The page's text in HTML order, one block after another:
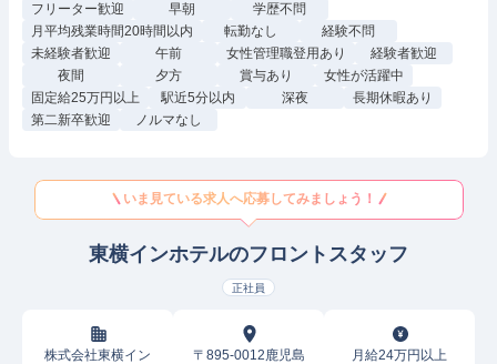
フリーター歓迎 早朝
学歴不問
月平均残業時間20時間以内
転勤なし
経験不問
未経験者歓迎
午前 女性管理職登用あり
経験者歓迎
夜間
夕方 賞与あり
女性が活躍中
固定給25万円以上
駅近5分以内 深夜
長期休暇あり
第二新卒歓迎
ノルマなし
いま見ている求人へ応募してみましょう！
東横インホテルのフロントスタッフ
正社員
株式会社東横イン
〒895-0012鹿児島
月給24万円以上